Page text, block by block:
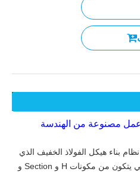
مصنوعة من الهندسة
بناء هيكل الفولاذ الخفيف الذي
يتكون من إطار عمل فولاذي رئيسي يتكون من مكونات H و Section و